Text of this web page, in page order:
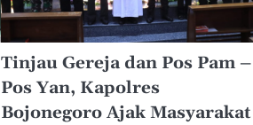
Tinjau Gereja dan Pos Pam –
Pos Yan, Kapolres
Bojonegoro Ajak Masyarakat